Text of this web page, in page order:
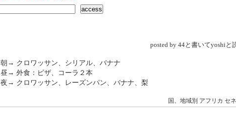
posted by 44と書いてyoshiと
朝→ クロワッサン、シリアル、バナナ
昼→ 外食：ピザ、コーラ２本
夜→ クロワッサン、レーズンパン、バナナ、梨
国、地域別 アフリカ セ